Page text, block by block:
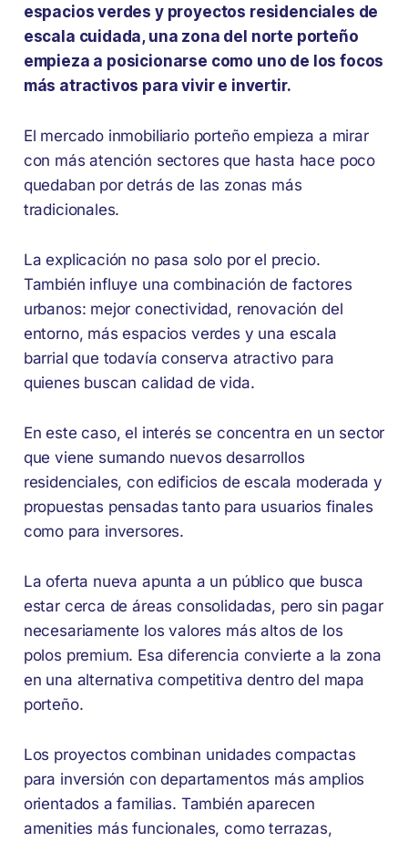
espacios verdes y proyectos residenciales de
escala cuidada, una zona del norte porteño
empieza a posicionarse como uno de los focos
más atractivos para vivir e invertir.
El mercado inmobiliario porteño empieza a mirar
con más atención sectores que hasta hace poco
quedaban por detrás de las zonas más
tradicionales.
La explicación no pasa solo por el precio.
También influye una combinación de factores
urbanos: mejor conectividad, renovación del
entorno, más espacios verdes y una escala
barrial que todavía conserva atractivo para
quienes buscan calidad de vida.
En este caso, el interés se concentra en un sector
que viene sumando nuevos desarrollos
residenciales, con edificios de escala moderada y
propuestas pensadas tanto para usuarios finales
como para inversores.
La oferta nueva apunta a un público que busca
estar cerca de áreas consolidadas, pero sin pagar
necesariamente los valores más altos de los
polos premium. Esa diferencia convierte a la zona
en una alternativa competitiva dentro del mapa
porteño.
Los proyectos combinan unidades compactas
para inversión con departamentos más amplios
orientados a familias. También aparecen
amenities más funcionales, como terrazas,